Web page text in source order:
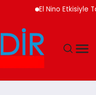
El Nino Etkisiyle